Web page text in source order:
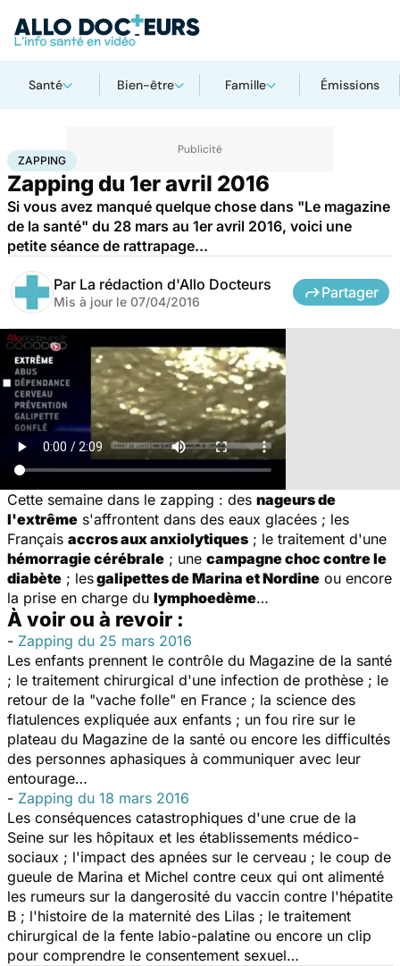
Santé Bien-être Famille Émissions
AccueilSanté
ZAPPING
Zapping du 1er avril 2016
Si vous avez manqué quelque chose dans "Le magazine
de la santé" du 28 mars au 1er avril 2016, voici une
petite séance de rattrapage...
Par La rédaction d'Allo Docteurs
Mis à jour le 07/04/2016
Partager
Cette semaine dans le zapping : des nageurs de
l'extrême s'affrontent dans des eaux glacées ; les
Français accros aux anxiolytiques ; le traitement d'une
hémorragie cérébrale ; une campagne choc contre le
diabète ; lesgalipettes de Marina et Nordine ou encore
la prise en charge du lymphoedème…
À voir ou à revoir :
- Zapping du 25 mars 2016
Les enfants prennent le contrôle du Magazine de la santé
; le traitement chirurgical d'une infection de prothèse ; le
retour de la "vache folle" en France ; la science des
flatulences expliquée aux enfants ; un fou rire sur le
plateau du Magazine de la santé ou encore les difficultés
des personnes aphasiques à communiquer avec leur
entourage…
- Zapping du 18 mars 2016
Les conséquences catastrophiques d'une crue de la
Seine sur les hôpitaux et les établissements médico-
sociaux ; l'impact des apnées sur le cerveau ; le coup de
gueule de Marina et Michel contre ceux qui ont alimenté
les rumeurs sur la dangerosité du vaccin contre l'hépatite
B ; l'histoire de la maternité des Lilas ; le traitement
chirurgical de la fente labio-palatine ou encore un clip
pour comprendre le consentement sexuel…